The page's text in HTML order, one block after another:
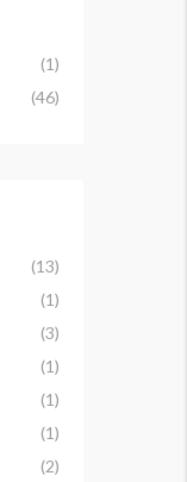
(1)
(46)
(13)
(1)
(3)
(1)
(1)
(1)
(2)